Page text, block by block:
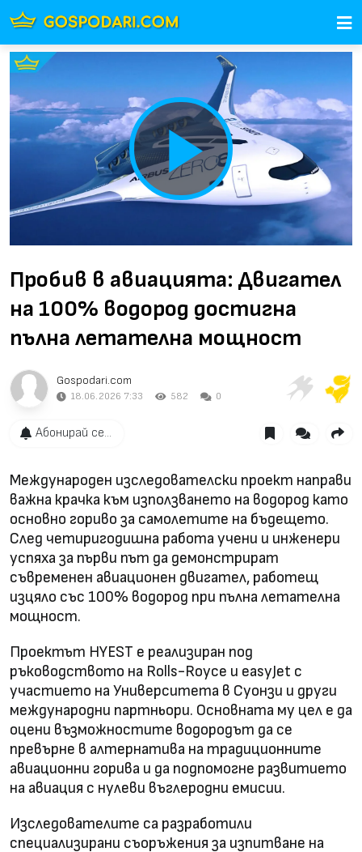
Play
Video
Пробив в авиацията: Двигател
на 100% водород достигна
пълна летателна мощност
Gospodari.com
18.06.2026 7:33 582 0
Абонирай се...
Международен изследователски проект направи
важна крачка към използването на водород като
основно гориво за самолетите на бъдещето.
След четиригодишна работа учени и инженери
успяха за първи път да демонстрират
съвременен авиационен двигател, работещ
изцяло със 100% водород при пълна летателна
мощност.
Проектът HYEST е реализиран под
ръководството на Rolls-Royce и easyJet с
участието на Университета в Суонзи и други
международни партньори. Основната му цел е да
оцени възможностите водородът да се
превърне в алтернатива на традиционните
авиационни горива и да подпомогне развитието
на авиация с нулеви въглеродни емисии.
Изследователите са разработили
специализирани съоръжения за изпитване на